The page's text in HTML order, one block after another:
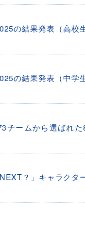
の結果発表（高校
の結果発表（中学
チームから選ばれ
？」キャラクタ